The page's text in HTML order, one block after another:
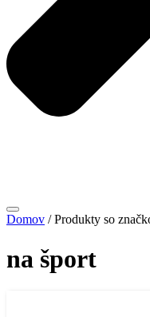
Domov / Produkty so
na šport